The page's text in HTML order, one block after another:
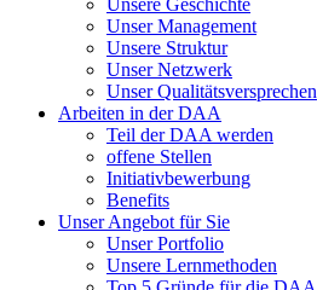
Unsere Geschichte
Unser Management
Unsere Struktur
Unser Netzwerk
Unser Qualitätsversprechen
Arbeiten in der DAA
Teil der DAA werden
offene Stellen
Initiativbewerbung
Benefits
Unser Angebot für Sie
Unser Portfolio
Unsere Lernmethoden